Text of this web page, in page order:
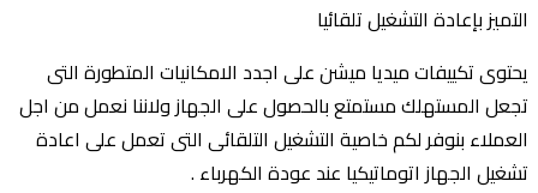
التميز بإعادة التشغيل تلقائيا
يحتوى تكييفات ميديا ميشن على اجدد الامكانيات المتطورة التى
تجعل المستهلك مستمتع بالحصول على الجهاز ولاننا نعمل من اجل
العملاء بنوفر لكم خاصية التشغيل التلقائى التى تعمل على اعادة
تشغيل الجهاز اتوماتيكيا عند عودة الكهرباء .